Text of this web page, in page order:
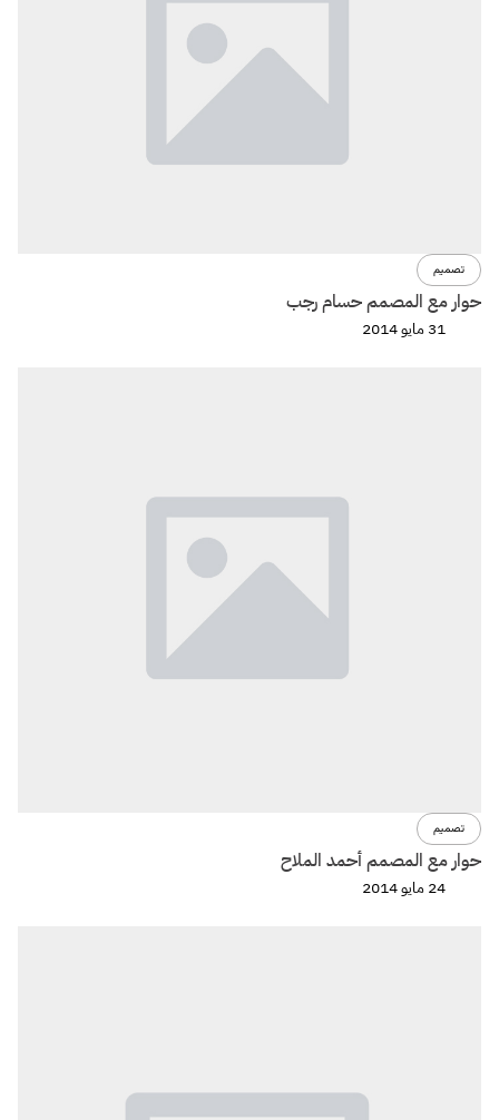
تصميم
حوار مع المصمم حسام رجب
31 مايو 2014
تصميم
حوار مع المصمم أحمد الملاح
24 مايو 2014